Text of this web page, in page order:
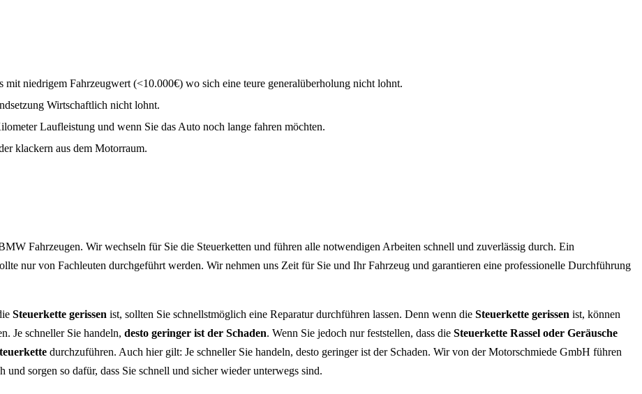
mit niedrigem Fahrzeugwert (<10.000€) wo sich eine teure generalüberholung nicht lohnt.
Wirtschaftlich nicht lohnt.
Laufleistung und wenn Sie das Auto noch lange fahren möchten.
klackern aus dem Motorraum.
Fahrzeugen. Wir wechseln für Sie die Steuerketten und führen alle notwendigen Arbeiten schnell und zuverlässig durch. Ein
nur von Fachleuten durchgeführt werden. Wir nehmen uns Zeit für Sie und Ihr Fahrzeug und garantieren eine professionelle Durchführung
Steuerkette gerissen ist, sollten Sie schnellstmöglich eine Reparatur durchführen lassen. Denn wenn die Steuerkette gerissen ist, können
Je schneller Sie handeln, desto geringer ist der Schaden. Wenn Sie jedoch nur feststellen, dass die Steuerkette Rassel oder Geräusche
durchzuführen. Auch hier gilt: Je schneller Sie handeln, desto geringer ist der Schaden. Wir von der Motorschmiede GmbH führen
und sorgen so dafür, dass Sie schnell und sicher wieder unterwegs sind.